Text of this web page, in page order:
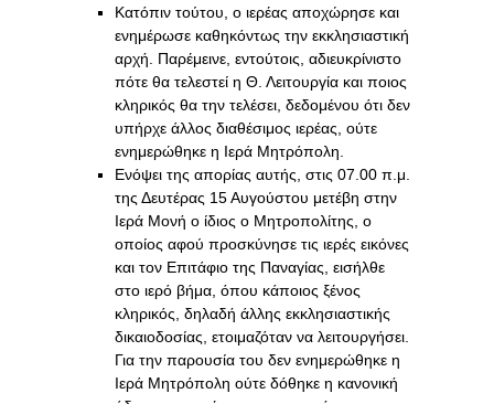
Κατόπιν τούτου, ο ιερέας αποχώρησε και
ενημέρωσε καθηκόντως την εκκλησιαστική
αρχή. Παρέμεινε, εντούτοις, αδιευκρίνιστο
πότε θα τελεστεί η Θ. Λειτουργία και ποιος
κληρικός θα την τελέσει, δεδομένου ότι δεν
υπήρχε άλλος διαθέσιμος ιερέας, ούτε
ενημερώθηκε η Ιερά Μητρόπολη.
Ενόψει της απορίας αυτής, στις 07.00 π.μ.
της Δευτέρας 15 Αυγούστου μετέβη στην
Ιερά Μονή ο ίδιος ο Μητροπολίτης, ο
οποίος αφού προσκύνησε τις ιερές εικόνες
και τον Επιτάφιο της Παναγίας, εισήλθε
στο ιερό βήμα, όπου κάποιος ξένος
κληρικός, δηλαδή άλλης εκκλησιαστικής
δικαιοδοσίας, ετοιμαζόταν να λειτουργήσει.
Για την παρουσία του δεν ενημερώθηκε η
Ιερά Μητρόπολη ούτε δόθηκε η κανονική